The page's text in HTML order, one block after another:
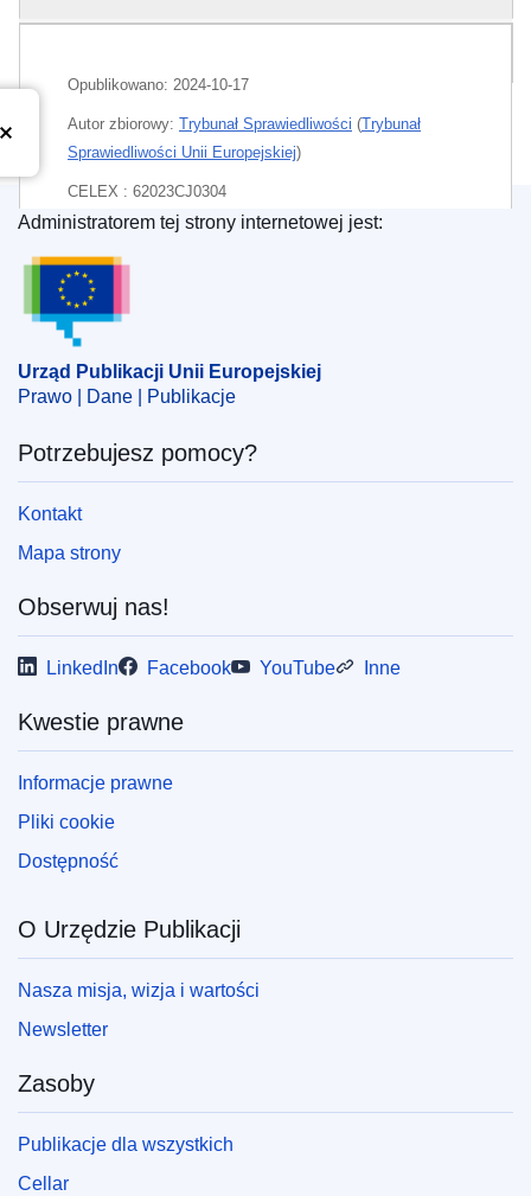
Opublikowano: 2024-10-17
Autor zbiorowy: Trybunał Sprawiedliwości (Trybunał
Sprawiedliwości Unii Europejskiej)
CELEX : 62023CJ0304
ECLI : ECLI:EU:C:2024:906
Urząd Publikacji Unii Europejskiej
Administratorem tej strony internetowej jest:
Urząd Publikacji Unii Europejskiej
Prawo | Dane | Publikacje
Potrzebujesz pomocy?
Kontakt
Mapa strony
Obserwuj nas!
LinkedIn Facebook YouTube Inne
Kwestie prawne
Informacje prawne
Pliki cookie
Dostępność
O Urzędzie Publikacji
Nasza misja, wizja i wartości
Newsletter
Zasoby
Publikacje dla wszystkich
Cellar